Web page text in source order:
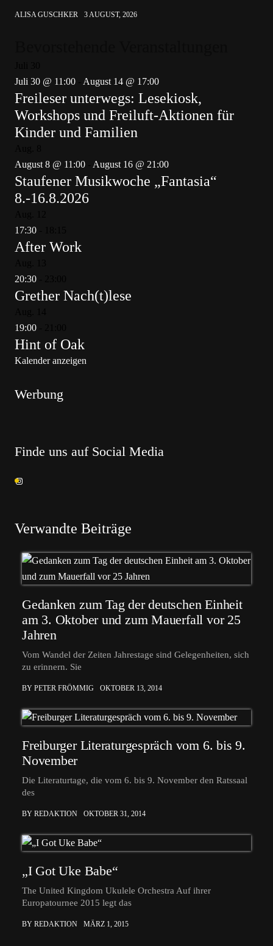
ALISA GUSCHKER 3 AUGUST, 2026
Juli 30 @ 11:00
August 14 @ 17:00
Freileser unterwegs: Lesekiosk,
Workshops und Freiluft-Aktionen für
Kinder und Familien
August 8 @ 11:00
August 16 @ 21:00
Staufener Musikwoche „Fantasia“
8.-16.8.2026
17:30
After Work
20:30
Grether Nach(t)lese
19:00
Hint of Oak
Kalender anzeigen
Werbung
Finde uns auf Social Media
Verwandte Beiträge
Gedanken zum Tag der deutschen Einheit
am 3. Oktober und zum Mauerfall vor 25
Jahren
Vom Wandel der Zeiten Jahrestage sind Gelegenheiten, sich
zu erinnern. Sie
BY PETER FRÖMMIG OKTOBER 13, 2014
Freiburger Literaturgespräch vom 6. bis 9.
November
Die Literaturtage, die vom 6. bis 9. November den Ratssaal
des
BY REDAKTION OKTOBER 31, 2014
„I Got Uke Babe“
The United Kingdom Ukulele Orchestra Auf ihrer
Europatournee 2015 legt das
BY REDAKTION MÄRZ 1, 2015